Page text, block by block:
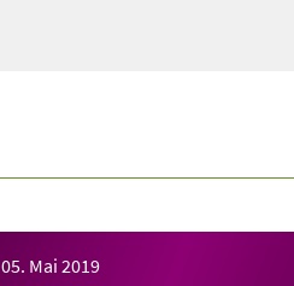
05. Mai 2019